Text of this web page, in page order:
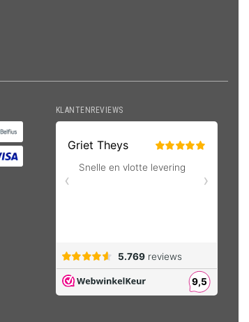
KLANTENREVIEWS